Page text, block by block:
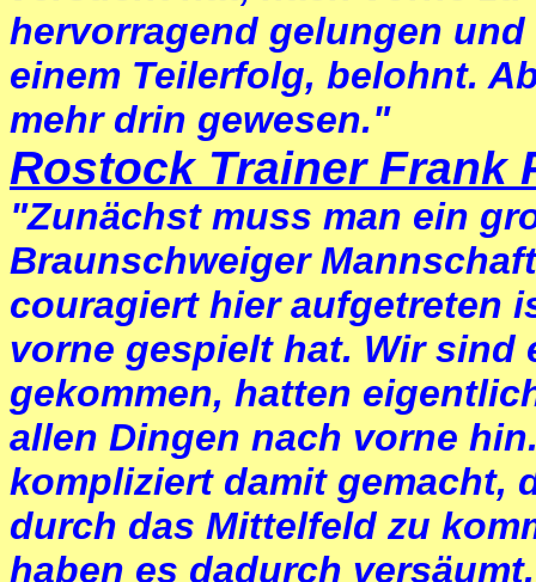
hervorragend gelungen
einem Teilerfolg, belohnt.
mehr drin gewesen."
Rostock Trainer Frank
"Zunächst muss man ein
Braunschweiger
couragiert hier aufgetreten
vorne gespielt hat. Wir
gekommen, hatten
allen Dingen nach vorne
kompliziert damit gemacht,
durch das Mittelfeld zu
haben es dadurch